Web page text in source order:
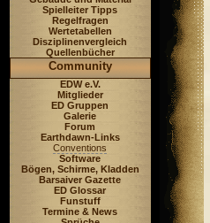
Spielleiter Tipps
Regelfragen
Wertetabellen
Disziplinenvergleich
Quellenbücher
Community
EDW e.V.
Mitglieder
ED Gruppen
Galerie
Forum
Earthdawn-Links
Conventions
Software
Bögen, Schirme, Kladden
Barsaiver Gazette
ED Glossar
Funstuff
Termine & News